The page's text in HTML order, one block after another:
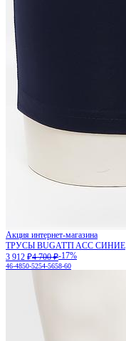
Акция интернет-магазина
ТРУСЫ BUGATTI ACC СИНИЕ
3 912 ₽4 700 ₽-17%
46-4850-5254-5658-60